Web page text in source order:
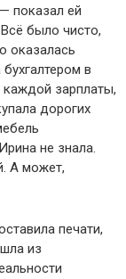
показал ей
было чисто,
оказалась
в
каждой зарплаты,
дорогих
не знала.
А может,
печати,
из